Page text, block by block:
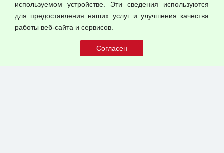
© 2026 ООО "Феникс"
используемом устройстве. Эти сведения используются
для предоставления наших услуг и улучшения качества
работы веб-сайта и сервисов.